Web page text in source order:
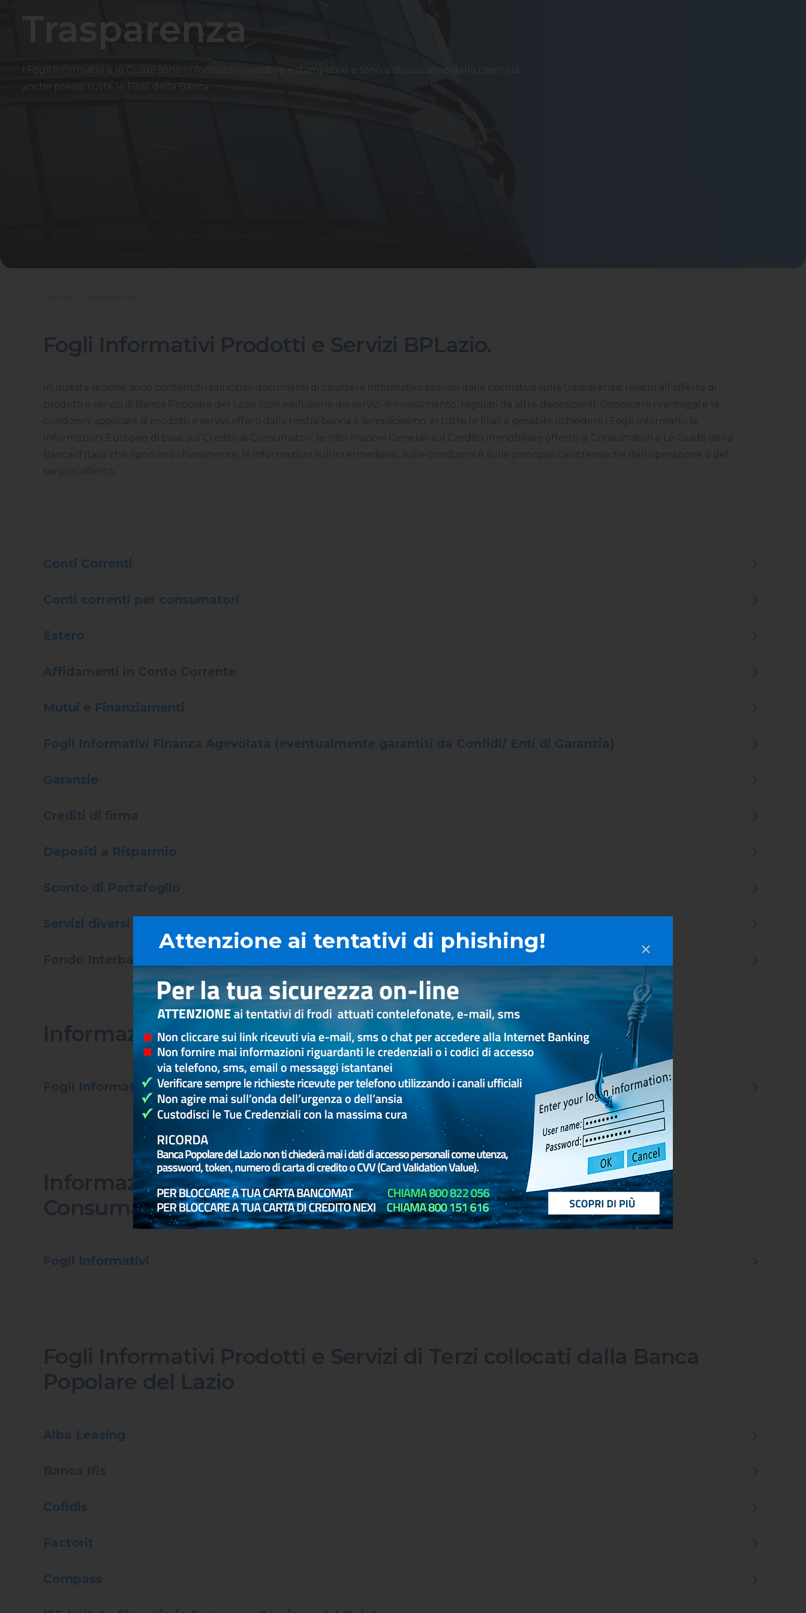
Trasparenza
I Fogli Informativi e le Guide sono in formato scaricabile e stampabile e sono a disposizione della clientela
anche presso tutte le Filiali della Banca
Fogli Informativi Prodotti e Servizi BPLazio.
Conti Correnti
Conti correnti per consumatori
Estero
Affidamenti in Conto Corrente
Mutui e Finanziamenti
Fogli Informativi Finanza Agevolata (eventualmente garantiti da Confidi/ Enti di Garanzia)
Garanzie
Crediti di firma
Depositi a Risparmio
Sconto di Portafoglio
Servizi diversi
Fondo Interbancario di Tutela dei Depositi
Informazioni Europee di base sul Credito ai Consumatori
Fogli Informativi
Informazioni Generali sul Credito Immobiliare Offerto ai
Consumatori
Fogli Informativi
Fogli Informativi Prodotti e Servizi di Terzi collocati dalla Banca
Popolare del Lazio
Alba Leasing
Banca Ifis
Cofidis
Factorit
Compass
Attenzione ai tentativi di phishing!